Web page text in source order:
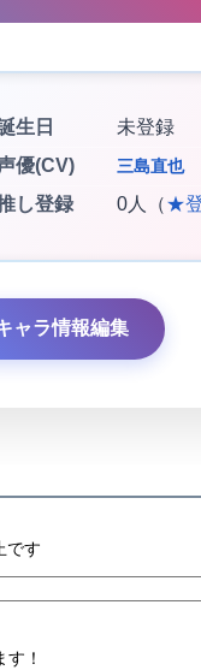
生日
未登録
優(CV)
三島直也
し登録 0人（★
ャラ情報編集
です
！